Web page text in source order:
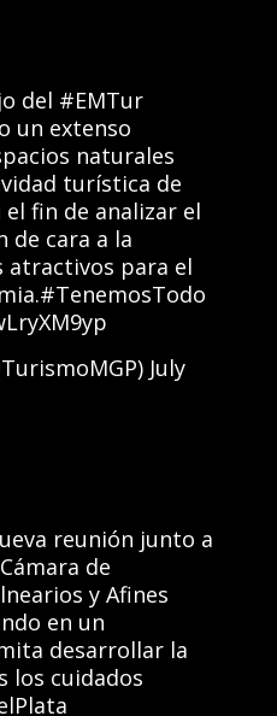
del #EMTur
un extenso
naturales
turística de
el fin de analizar el
de cara a la
atractivos para el
#TenemosTodo
July
reunión junto a
de
y Afines
en un
desarrollar la
los cuidados